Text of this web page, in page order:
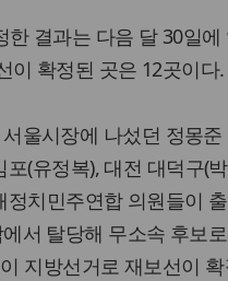
결과는 다음 달 30일
이 확정된 곳은 12곳이다.
울시장에 나섰던 정몽
(유정복), 대전 대덕구(
치민주연합 의원들이
서 탈당해 무소속 후보
지방선거로 재보선이